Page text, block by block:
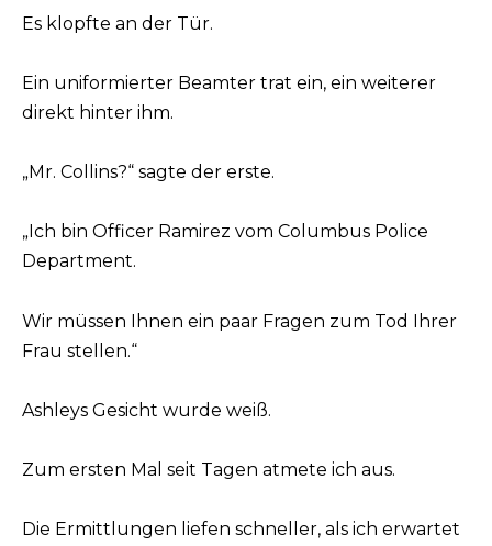
Es klopfte an der Tür.
Ein uniformierter Beamter trat ein, ein weiterer
direkt hinter ihm.
„Mr. Collins?“ sagte der erste.
„Ich bin Officer Ramirez vom Columbus Police
Department.
Wir müssen Ihnen ein paar Fragen zum Tod Ihrer
Frau stellen.“
Ashleys Gesicht wurde weiß.
Zum ersten Mal seit Tagen atmete ich aus.
Die Ermittlungen liefen schneller, als ich erwartet